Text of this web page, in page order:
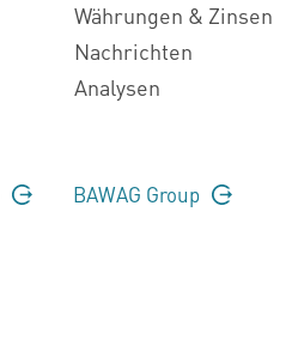
Währungen & Zinsen
Nachrichten
Analysen
BAWAG Group